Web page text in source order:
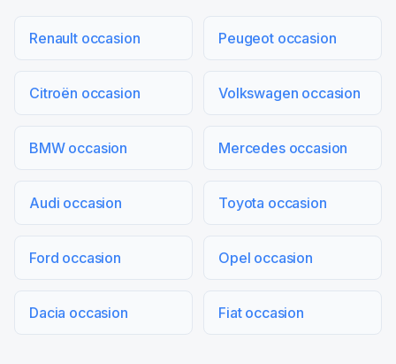
Renault occasion Peugeot occasion
Citroën occasion Volkswagen occasion
BMW occasion Mercedes occasion
Audi occasion Toyota occasion
Ford occasion Opel occasion
Dacia occasion Fiat occasion